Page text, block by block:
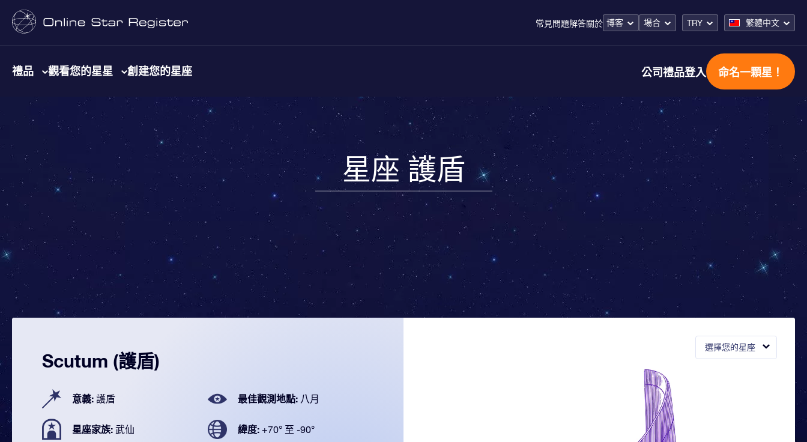
常見問題解答關於 博客 場合 TRY 繁體中文
禮品 觀看您的星星 創建您的星座 公司禮品登入 命名一顆星！
星座 護盾
選擇您的星座
Scutum (護盾)
意義: 護盾 最佳觀測地點: 八月
星座家族: 武仙 緯度: +70° 至 -90°